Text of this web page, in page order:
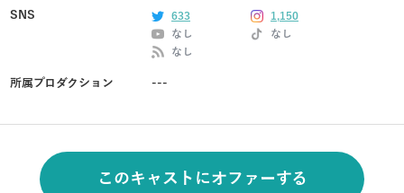
SNS
633
1,150
なし
なし
なし
所属プロダクション ---
このキャストにオファーする